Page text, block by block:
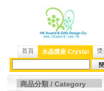
首頁 水晶獎座 Crystal
商品分類 / Category